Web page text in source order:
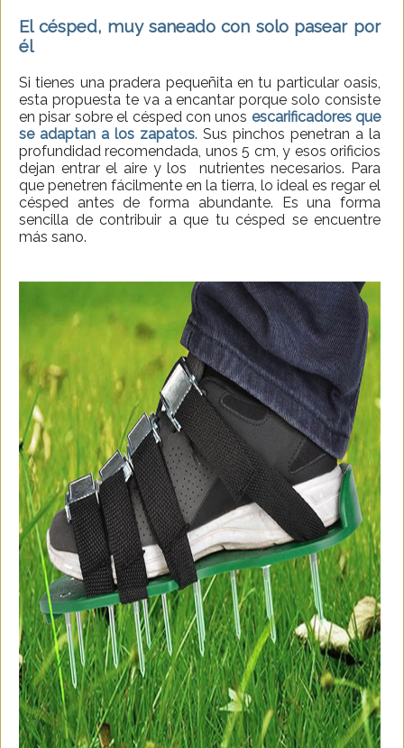
El césped, muy saneado con solo pasear por
él
Si tienes una pradera pequeñita en tu particular oasis,
esta propuesta te va a encantar porque solo consiste
en pisar sobre el césped con unos escarificadores que
se adaptan a los zapatos. Sus pinchos penetran a la
profundidad recomendada, unos 5 cm, y esos orificios
dejan entrar el aire y los nutrientes necesarios. Para
que penetren fácilmente en la tierra, lo ideal es regar el
césped antes de forma abundante. Es una forma
sencilla de contribuir a que tu césped se encuentre
más sano.